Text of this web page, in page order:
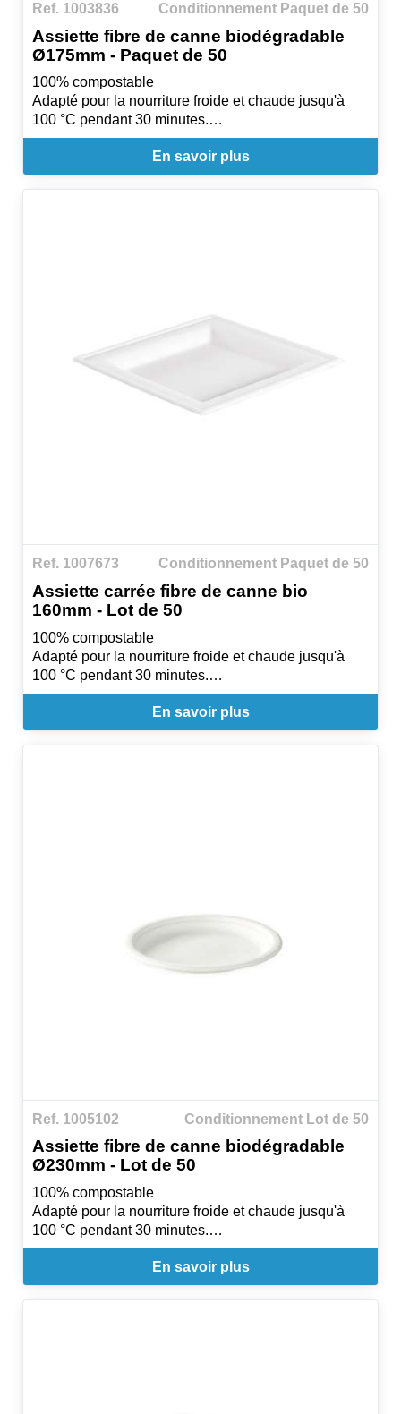
Ref. 1003836 Conditionnement Paquet de 50
Assiette fibre de canne biodégradable
Ø175mm - Paquet de 50
100% compostable
Adapté pour la nourriture froide et chaude jusqu'à
100 °C pendant 30 minutes.
Utilisation : Micro-onde
En savoir plus
Ref. 1007673 Conditionnement Paquet de 50
Assiette carrée fibre de canne bio
160mm - Lot de 50
100% compostable
Adapté pour la nourriture froide et chaude jusqu'à
100 °C pendant 30 minutes.
Utilisation : Micro-onde
En savoir plus
Ref. 1005102 Conditionnement Lot de 50
Assiette fibre de canne biodégradable
Ø230mm - Lot de 50
100% compostable
Adapté pour la nourriture froide et chaude jusqu'à
100 °C pendant 30 minutes.
Utilisation : Micro-onde
En savoir plus